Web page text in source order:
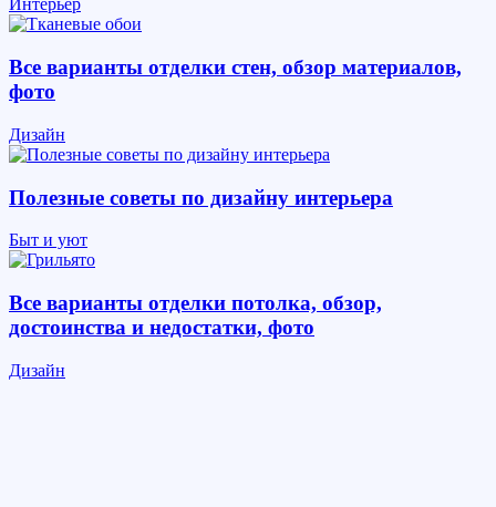
Интерьер
Все варианты отделки стен, обзор материалов,
фото
Дизайн
Полезные советы по дизайну интерьера
Быт и уют
Все варианты отделки потолка, обзор,
достоинства и недостатки, фото
Дизайн